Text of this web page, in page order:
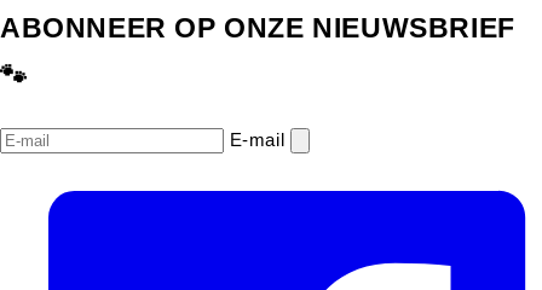
ABONNEER OP ONZE NIEUWSBRIEF
🐾
E‑mail